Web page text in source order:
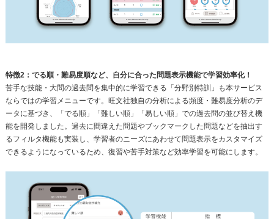
特徴2：でる順・難易度順など、自分に合った問題表示機能で学習効率化！
苦手な技能・大問の過去問を集中的に学習できる「分野別特訓」も本サービス
ならではの学習メニューです。旺文社独自の分析による頻度・難易度分析のデ
ータに基づき、「でる順」「難しい順」「易しい順」での過去問の並び替え機
能を開発しました。過去に間違えた問題やブックマークした問題などを抽出す
るフィルタ機能も実装し、学習者のニーズにあわせて問題表示をカスタマイズ
できるようになっているため、復習や苦手対策など効率学習を可能にします。